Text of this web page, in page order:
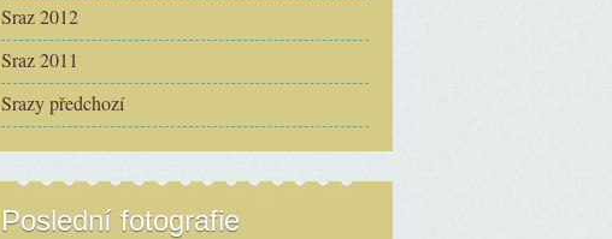
Sraz 2012
Sraz 2011
Srazy předchozí
Poslední fotografie